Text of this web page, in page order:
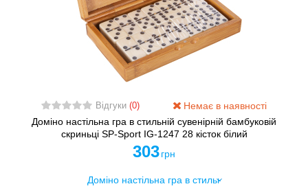
Відгуки(0)
Немає в наявності
Доміно настільна гра в стильній сувенірній бамбуковій
скриньці SP-Sport IG-1247 28 кісток білий
303 грн